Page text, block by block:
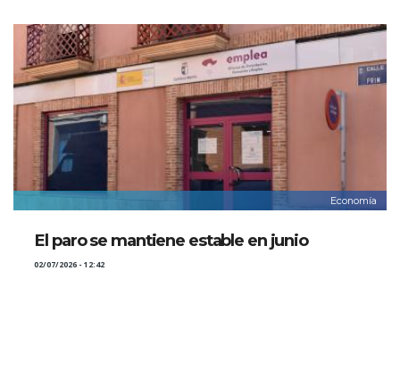
Economía
El paro se mantiene estable en junio
02/07/2026 - 12:42